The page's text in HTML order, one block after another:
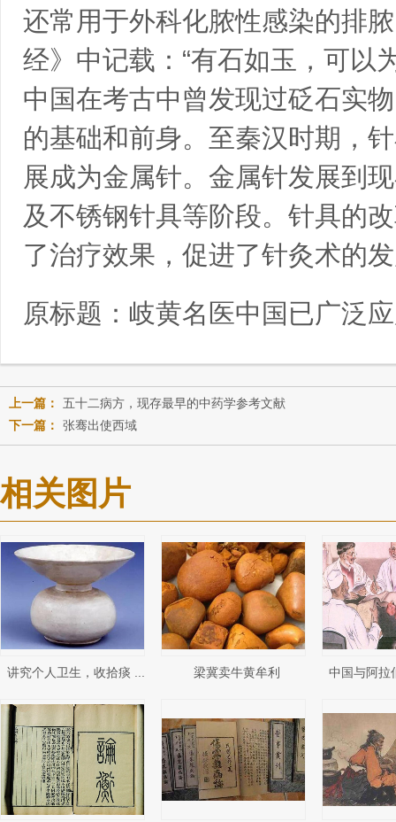
还常用于外科化脓性感染的排
经》中记载：“有石如玉，可以
中国在考古中曾发现过砭石实
的基础和前身。至秦汉时期，
展成为金属针。金属针发展到
及不锈钢针具等阶段。针具的
了治疗效果，促进了针灸术的
原标题： 岐黄名医中国已广泛
上一篇：
五十二病方，现存最早的中药学参考文献
下一篇：
张骞出使西域
相关图片
讲究个人卫生，收拾痰 ... 梁冀卖牛黄牟利 中国与阿拉